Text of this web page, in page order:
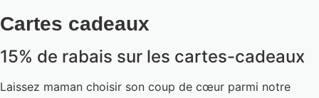
Cartes cadeaux
15% de rabais sur les cartes-cadeaux
Laissez maman choisir son coup de cœur parmi notre